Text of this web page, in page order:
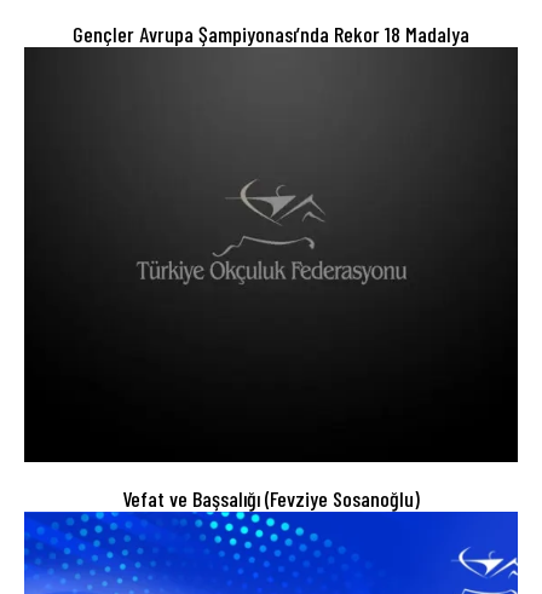
Gençler Avrupa Şampiyonası’nda Rekor 18 Madalya
Vefat ve Başsalığı (Fevziye Sosanoğlu)